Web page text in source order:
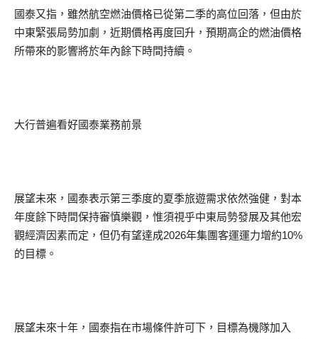
國泰又指，雖然航空燃油價格已從第二季的高位回落，但由於
中東緊張局勢加劇，近期價格再度回升，預期高企的燃油價格
所帶來的影響將於年內餘下時間持續。
大行普遍看好國泰業務前景
展望未來，國泰表示第三季度的夏季旅遊需求依然強健，對本
年度餘下時間保持審慎樂觀，惟須視乎中東局勢發展及其他宏
觀經濟因素而定，但仍有望達成2026年集團客運運力增約10%
的目標。
展望未來十年，國泰指在市場條件許可下，目標為機隊加入